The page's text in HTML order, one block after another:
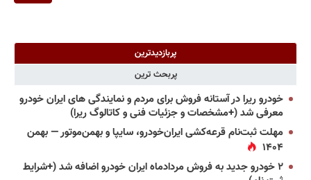
پربازدیدترین
پربحث ترین
خودرو ریرا در آستانه فروش برای مردم و نمایندگی های ایران خودرو
معرفی شد (+مشخصات و جزئیات فنی و کاتالوگ ریرا)
مهلت ثبت‌نام قرعه‌کشی ایران‌خودرو، سایپا و بهمن‌موتور — بهمن
۱۴۰۴
۲ خودرو جدید به فروش مردادماه ایران خودرو اضافه شد (+شرایط